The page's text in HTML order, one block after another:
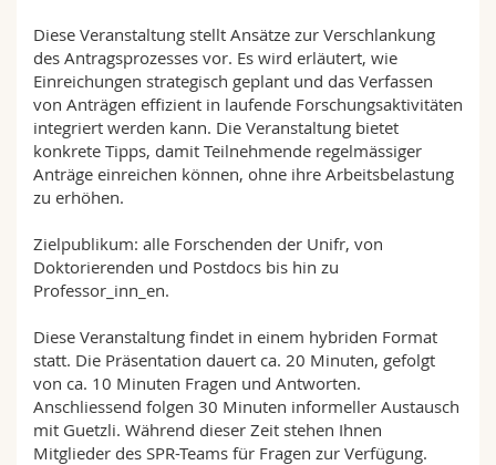
Diese Veranstaltung stellt Ansätze zur Verschlankung
des Antragsprozesses vor. Es wird erläutert, wie
Einreichungen strategisch geplant und das Verfassen
von Anträgen effizient in laufende Forschungsaktivitäten
integriert werden kann. Die Veranstaltung bietet
konkrete Tipps, damit Teilnehmende regelmässiger
Anträge einreichen können, ohne ihre Arbeitsbelastung
zu erhöhen.
Zielpublikum: alle Forschenden der Unifr, von
Doktorierenden und Postdocs bis hin zu
Professor_inn_en.
Diese Veranstaltung findet in einem hybriden Format
statt. Die Präsentation dauert ca. 20 Minuten, gefolgt
von ca. 10 Minuten Fragen und Antworten.
Anschliessend folgen 30 Minuten informeller Austausch
mit Guetzli. Während dieser Zeit stehen Ihnen
Mitglieder des SPR-Teams für Fragen zur Verfügung.